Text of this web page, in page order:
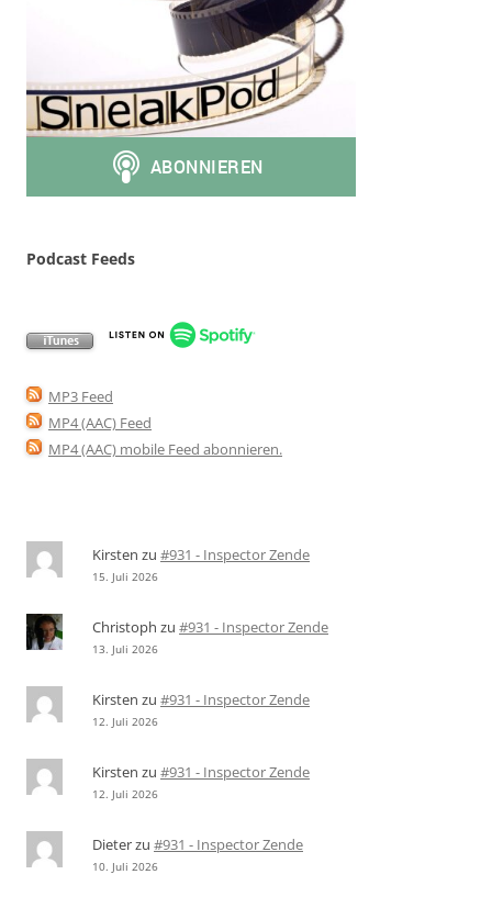
Podcast Feeds
MP3 Feed
MP4 (AAC) Feed
MP4 (AAC) mobile Feed abonnieren.
Kirsten zu #931 - Inspector Zende
15. Juli 2026
Christoph zu #931 - Inspector Zende
13. Juli 2026
Kirsten zu #931 - Inspector Zende
12. Juli 2026
Kirsten zu #931 - Inspector Zende
12. Juli 2026
Dieterzu #931 - Inspector Zende
10. Juli 2026